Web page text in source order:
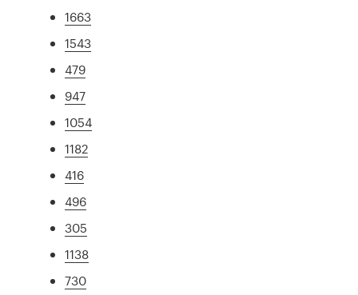
1663
1543
479
947
1054
1182
416
496
305
1138
730